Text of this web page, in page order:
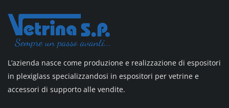
L’azienda nasce come produzione e realizzazione di espositori
in plexiglass specializzandosi in espositori per vetrine e
accessori di supporto alle vendite.